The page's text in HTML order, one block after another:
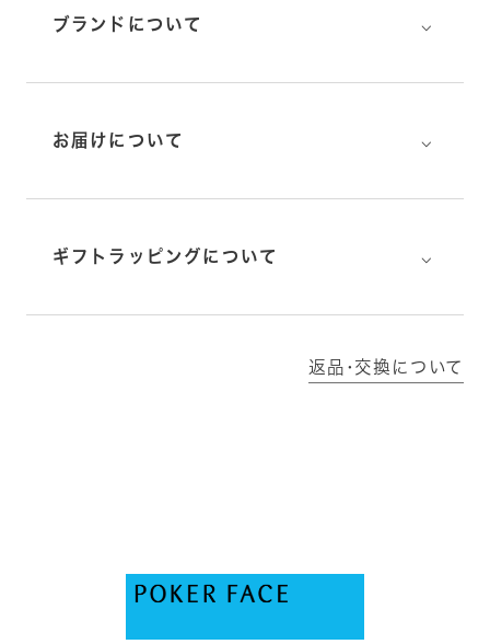
ブランドについて ⌵
お届けについて ⌵
ギフトラッピングについて ⌵
返品･交換について